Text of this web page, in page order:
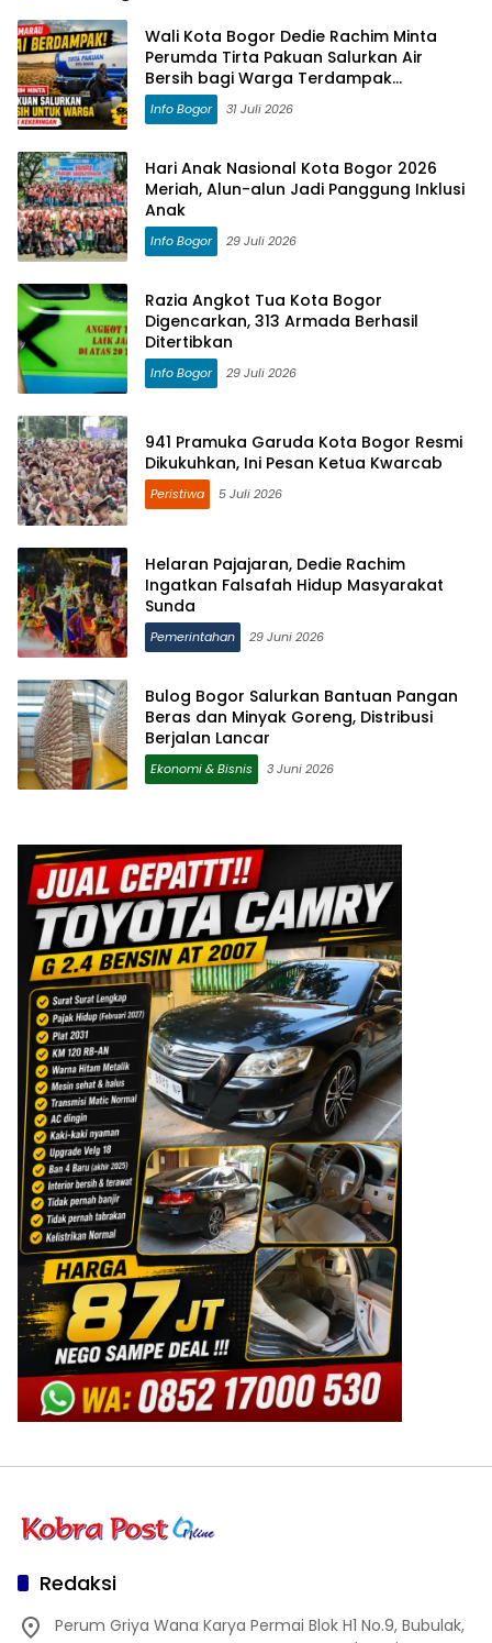
Wali Kota Bogor Dedie Rachim Minta
Perumda Tirta Pakuan Salurkan Air
Bersih bagi Warga Terdampak
Kekeringan
Info Bogor 31 Juli 2026
Hari Anak Nasional Kota Bogor 2026
Meriah, Alun-alun Jadi Panggung Inklusi
Anak
Info Bogor 29 Juli 2026
Razia Angkot Tua Kota Bogor
Digencarkan, 313 Armada Berhasil
Ditertibkan
Info Bogor 29 Juli 2026
941 Pramuka Garuda Kota Bogor Resmi
Dikukuhkan, Ini Pesan Ketua Kwarcab
Peristiwa 5 Juli 2026
Helaran Pajajaran, Dedie Rachim
Ingatkan Falsafah Hidup Masyarakat
Sunda
Pemerintahan 29 Juni 2026
Bulog Bogor Salurkan Bantuan Pangan
Beras dan Minyak Goreng, Distribusi
Berjalan Lancar
Ekonomi & Bisnis 3 Juni 2026
Redaksi
Perum Griya Wana Karya Permai Blok H1 No.9, Bubulak,